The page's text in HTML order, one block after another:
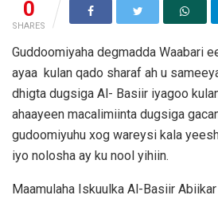
0
SHARES
Guddoomiyaha degmadda Waabari
ayaa kulan qado sharaf ah u
dhigta dugsiga Al- Basiir iyagoo
ahaayeen macalimiinta dugsiga
gudoomiyuhu xog wareysi kala
iyo nolosha ay ku nool yihiin.
Maamulaha Iskuulka Al-Basiir